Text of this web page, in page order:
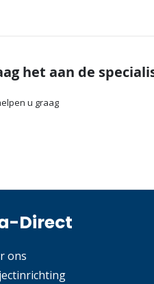
het aan de
u graag
Direct
ons